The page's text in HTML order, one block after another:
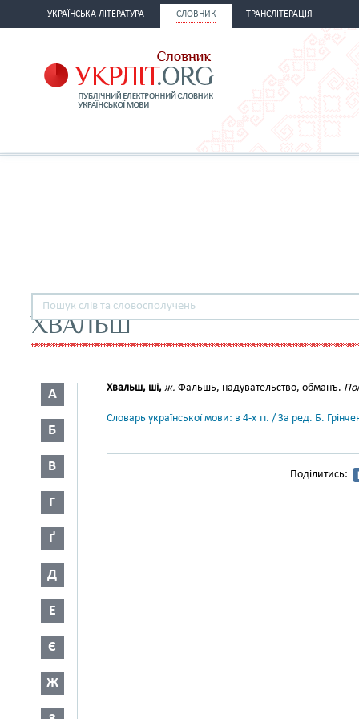
УКРАЇНСЬКА ЛІТЕРАТУРА СЛОВНИК ТРАНСЛІТЕРАЦІЯ
ХВАЛЬШ
А
Б
В
Г
Ґ
Д
Е
Є
Ж
Хвальш, ші, ж. Фальшь, надувательство, обманъ.
Словарь української мови: в 4-х тт. / За ред. Б.
Поділитись: